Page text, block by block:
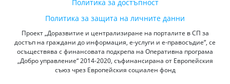
Политика за достъпност
Политика за защита на личните данни
Проект „Доразвитие и централизиране на порталите в СП за
достъп на граждани до информация, е-услуги и е-правосъдие“, се
осъществява с финансовата подкрепа на Оперативна програма
„Добро управление“ 2014-2020, съфинансирана от Европейския
съюз чрез Европейския социален фонд